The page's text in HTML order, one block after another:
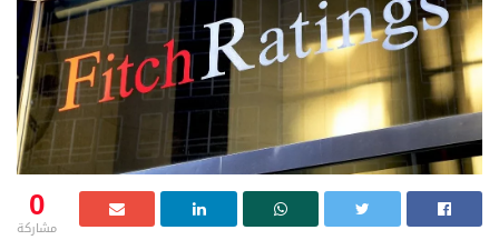
0
مشاركة